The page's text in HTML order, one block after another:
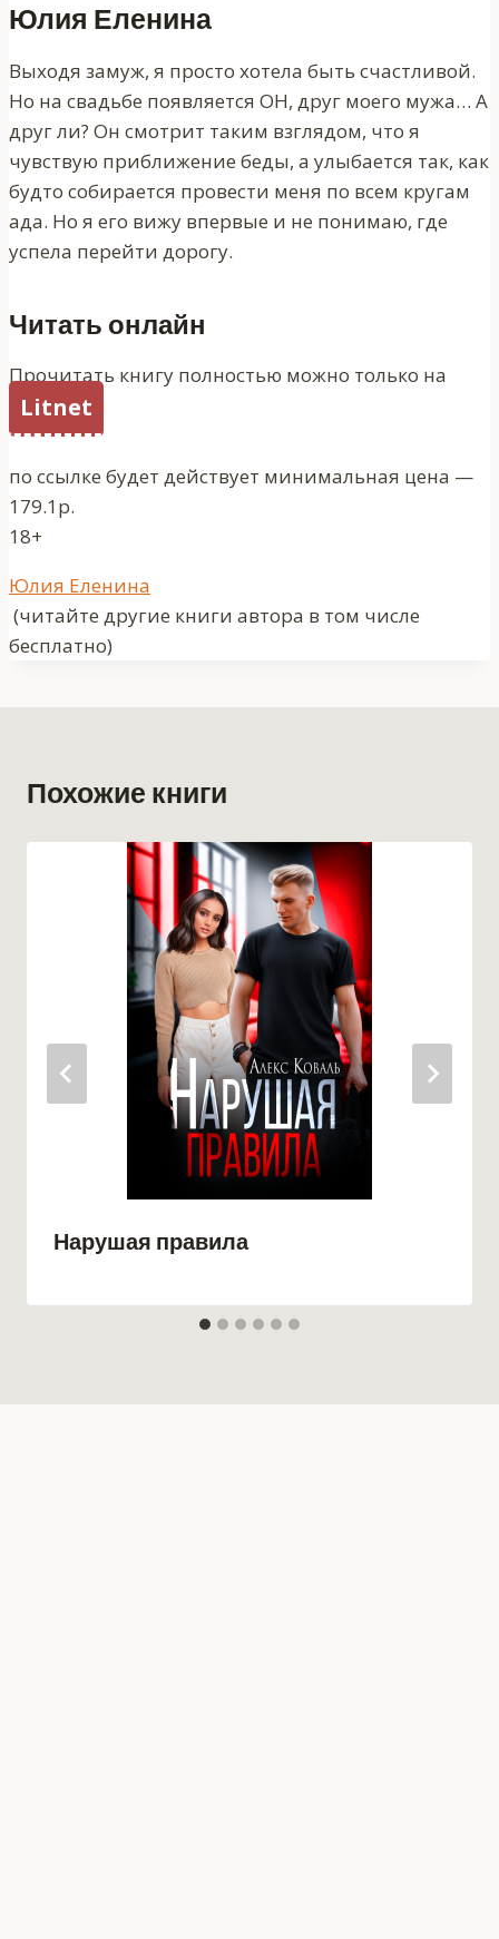
Юлия Еленина
Выходя замуж, я просто хотела быть счастливой.
Но на свадьбе появляется ОН, друг моего мужа… А
друг ли? Он смотрит таким взглядом, что я
чувствую приближение беды, а улыбается так, как
будто собирается провести меня по всем кругам
ада. Но я его вижу впервые и не понимаю, где
успела перейти дорогу.
Читать онлайн
Прочитать книгу полностью можно только на
Litnet
по ссылке будет действует минимальная цена —
179.1р.
18+
Метки
записи:
Юлия Еленина
(читайте другие книги автора в том числе
бесплатно)
Похожие книги
Нарушая правила